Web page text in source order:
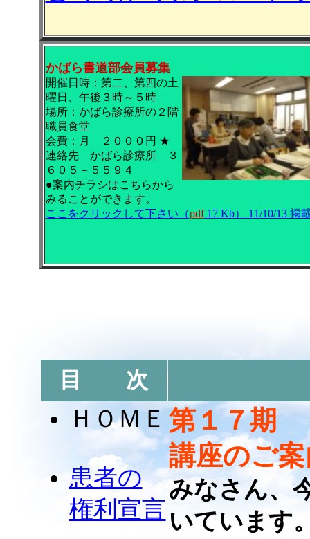
かばら書道部会員募集
開催日時：第二、第四の土
曜日、午後３時～５時
場所：かばら診療所の２階
職員食堂
会費：月 ２０００円 ★
連絡先 かばら診療所 ３
６０５－５５９４
●案内チラシはこちらから
みることができます。
ここをクリックして下さい（pdf17 Kb） 11/10/13 掲
目 次
ＨＯＭＥ
患者の
権利宣言
第１７期
講座のご
みなさん、
いています